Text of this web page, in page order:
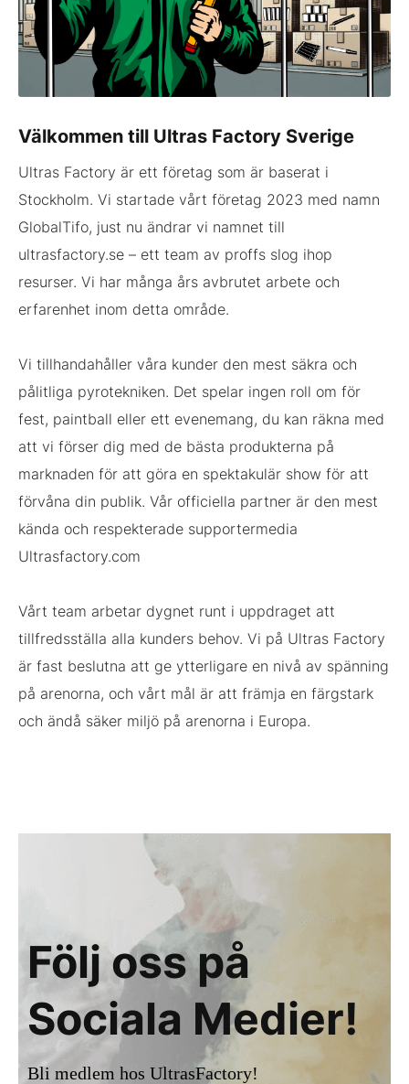
Välkommen till Ultras Factory Sverige
Ultras Factory är ett företag som är baserat i
Stockholm. Vi startade vårt företag 2023 med namn
GlobalTifo, just nu ändrar vi namnet till
ultrasfactory.se – ett team av proffs slog ihop
resurser. Vi har många års avbrutet arbete och
erfarenhet inom detta område.
Vi tillhandahåller våra kunder den mest säkra och
pålitliga pyrotekniken. Det spelar ingen roll om för
fest, paintball eller ett evenemang, du kan räkna med
att vi förser dig med de bästa produkterna på
marknaden för att göra en spektakulär show för att
förvåna din publik. Vår officiella partner är den mest
kända och respekterade supportermedia
Ultrasfactory.com
Vårt team arbetar dygnet runt i uppdraget att
tillfredsställa alla kunders behov. Vi på Ultras Factory
är fast beslutna att ge ytterligare en nivå av spänning
på arenorna, och vårt mål är att främja en färgstark
och ändå säker miljö på arenorna i Europa.
Följ oss på
Sociala Medier!
Bli medlem hos UltrasFactory!